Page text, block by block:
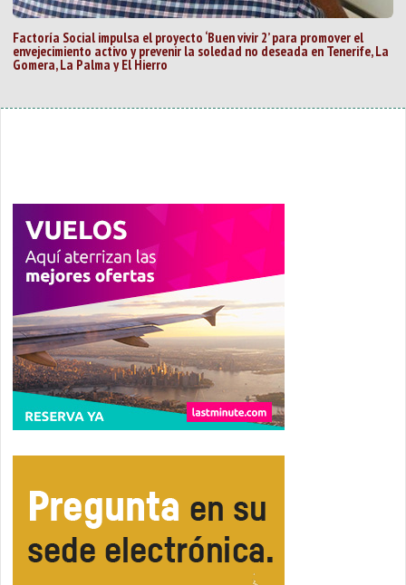
Factoría Social impulsa el proyecto ‘Buen vivir 2’ para promover el
envejecimiento activo y prevenir la soledad no deseada en Tenerife, La
Gomera, La Palma y El Hierro